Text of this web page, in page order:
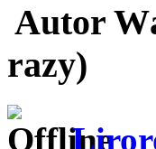
Autor
razy)